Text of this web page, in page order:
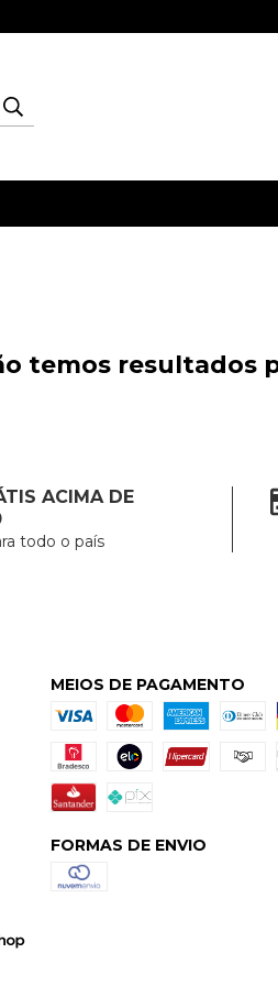
temos resultados
ACIMA DE
todo o país
MEIOS DE PAGAMENTO
FORMAS DE ENVIO